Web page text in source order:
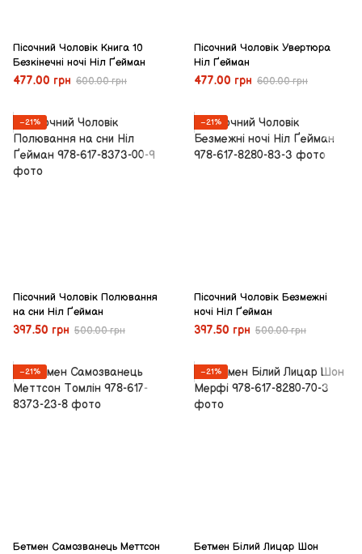
Пісочний Чоловік Книга 10
Безкінечні ночі Ніл Ґейман
477.00 грн 600.00 грн
Пісочний Чоловік Увертюра
Ніл Ґейман
477.00 грн 600.00 грн
−21%
Пісочний Чоловік Полювання
на сни Ніл Ґейман
397.50 грн 500.00 грн
−21%
Пісочний Чоловік Безмежні
ночі Ніл Ґейман
397.50 грн 500.00 грн
−21%
Бетмен Самозванець Меттсон
−21%
Бетмен Білий Лицар Шон